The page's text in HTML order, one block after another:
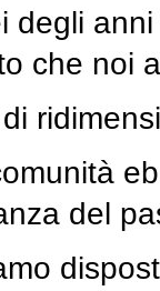
degli
che noi
del